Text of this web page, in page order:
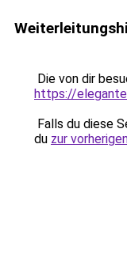
Die von dir
https://
Falls du diese
du zur